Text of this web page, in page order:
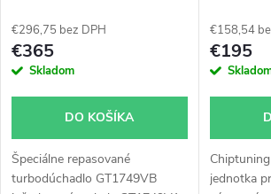
p
r
d
p
r
o
d
€296,75 bez DPH
€365
Skladom
DO KOŠÍKA
Špeciálne repasované
turbodúchadlo GT1749VB
€158,54
€195
jednotka